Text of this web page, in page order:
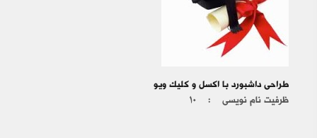
طراحی داشبورد با اکسل و کلیک ویو
ظرفیت نام نویسی : ۱۰